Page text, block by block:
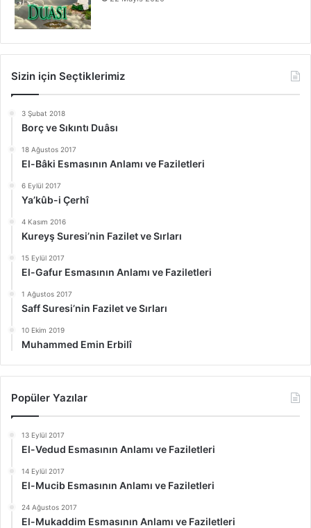
Sizin için Seçtiklerimiz
3 Şubat 2018
Borç ve Sıkıntı Duâsı
18 Ağustos 2017
El-Bâki Esmasının Anlamı ve Faziletleri
6 Eylül 2017
Ya’kûb-i Çerhî
4 Kasım 2016
Kureyş Suresi’nin Fazilet ve Sırları
15 Eylül 2017
El-Gafur Esmasının Anlamı ve Faziletleri
1 Ağustos 2017
Saff Suresi’nin Fazilet ve Sırları
10 Ekim 2019
Muhammed Emin Erbilî
Popüler Yazılar
13 Eylül 2017
El-Vedud Esmasının Anlamı ve Faziletleri
14 Eylül 2017
El-Mucib Esmasının Anlamı ve Faziletleri
24 Ağustos 2017
El-Mukaddim Esmasının Anlamı ve Faziletleri